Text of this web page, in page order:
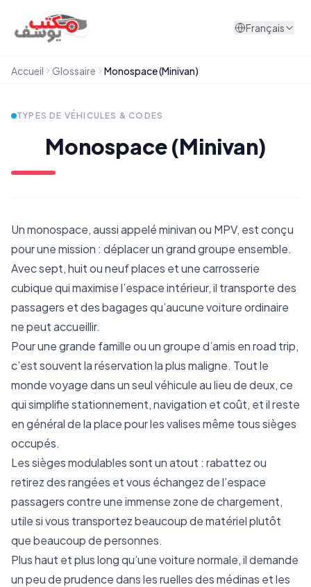
Français
Accueil Glossaire Monospace (Minivan)
TYPES DE VÉHICULES & CODES
Monospace (Minivan)
Un monospace, aussi appelé minivan ou MPV, est conçu
pour une mission : déplacer un grand groupe ensemble.
Avec sept, huit ou neuf places et une carrosserie
cubique qui maximise l’espace intérieur, il transporte des
passagers et des bagages qu’aucune voiture ordinaire
ne peut accueillir.
Pour une grande famille ou un groupe d’amis en road trip,
c’est souvent la réservation la plus maligne. Tout le
monde voyage dans un seul véhicule au lieu de deux, ce
qui simplifie stationnement, navigation et coût, et il reste
en général de la place pour les valises même tous sièges
occupés.
Les sièges modulables sont un atout : rabattez ou
retirez des rangées et vous échangez de l’espace
passagers contre une immense zone de chargement,
utile si vous transportez beaucoup de matériel plutôt
que beaucoup de personnes.
Plus haut et plus long qu’une voiture normale, il demande
un peu de prudence dans les ruelles des médinas et les